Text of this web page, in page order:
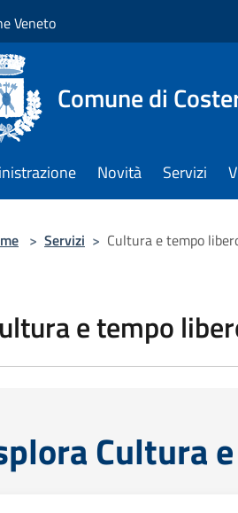
Veneto
Comune di
Novità Servizi
> Servizi > Cultura e tempo
e tempo
Cultura